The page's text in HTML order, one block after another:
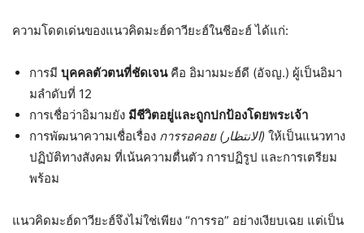
ความโดดเด่นของแนวคิดมะฮ์ดาวียะฮ์ในชีอะฮ์ ได้แก่:
การมี บุคคลตัวตนที่ชัดเจนคือ อิมามมะฮ์ดี (อัจญ.) ผู้เป็นอิมา
มลำดับที่ 12
การเชื่อว่าอิมามยัง มีชีวิตอยู่และถูกปกป้องโดยพระเจ้า
การพัฒนาความเชื่อเรื่อง การรอคอย (الانتظار) ให้เป็นแนวทาง
ปฏิบัติทางสังคม ที่เน้นความตื่นตัว การปฏิรูป และการเตรียม
พร้อม
แนวคิดมะฮ์ดาวียะฮ์จึงไม่ใช่เพียง “การรอ” อย่างเงียบเฉย แต่เป็น